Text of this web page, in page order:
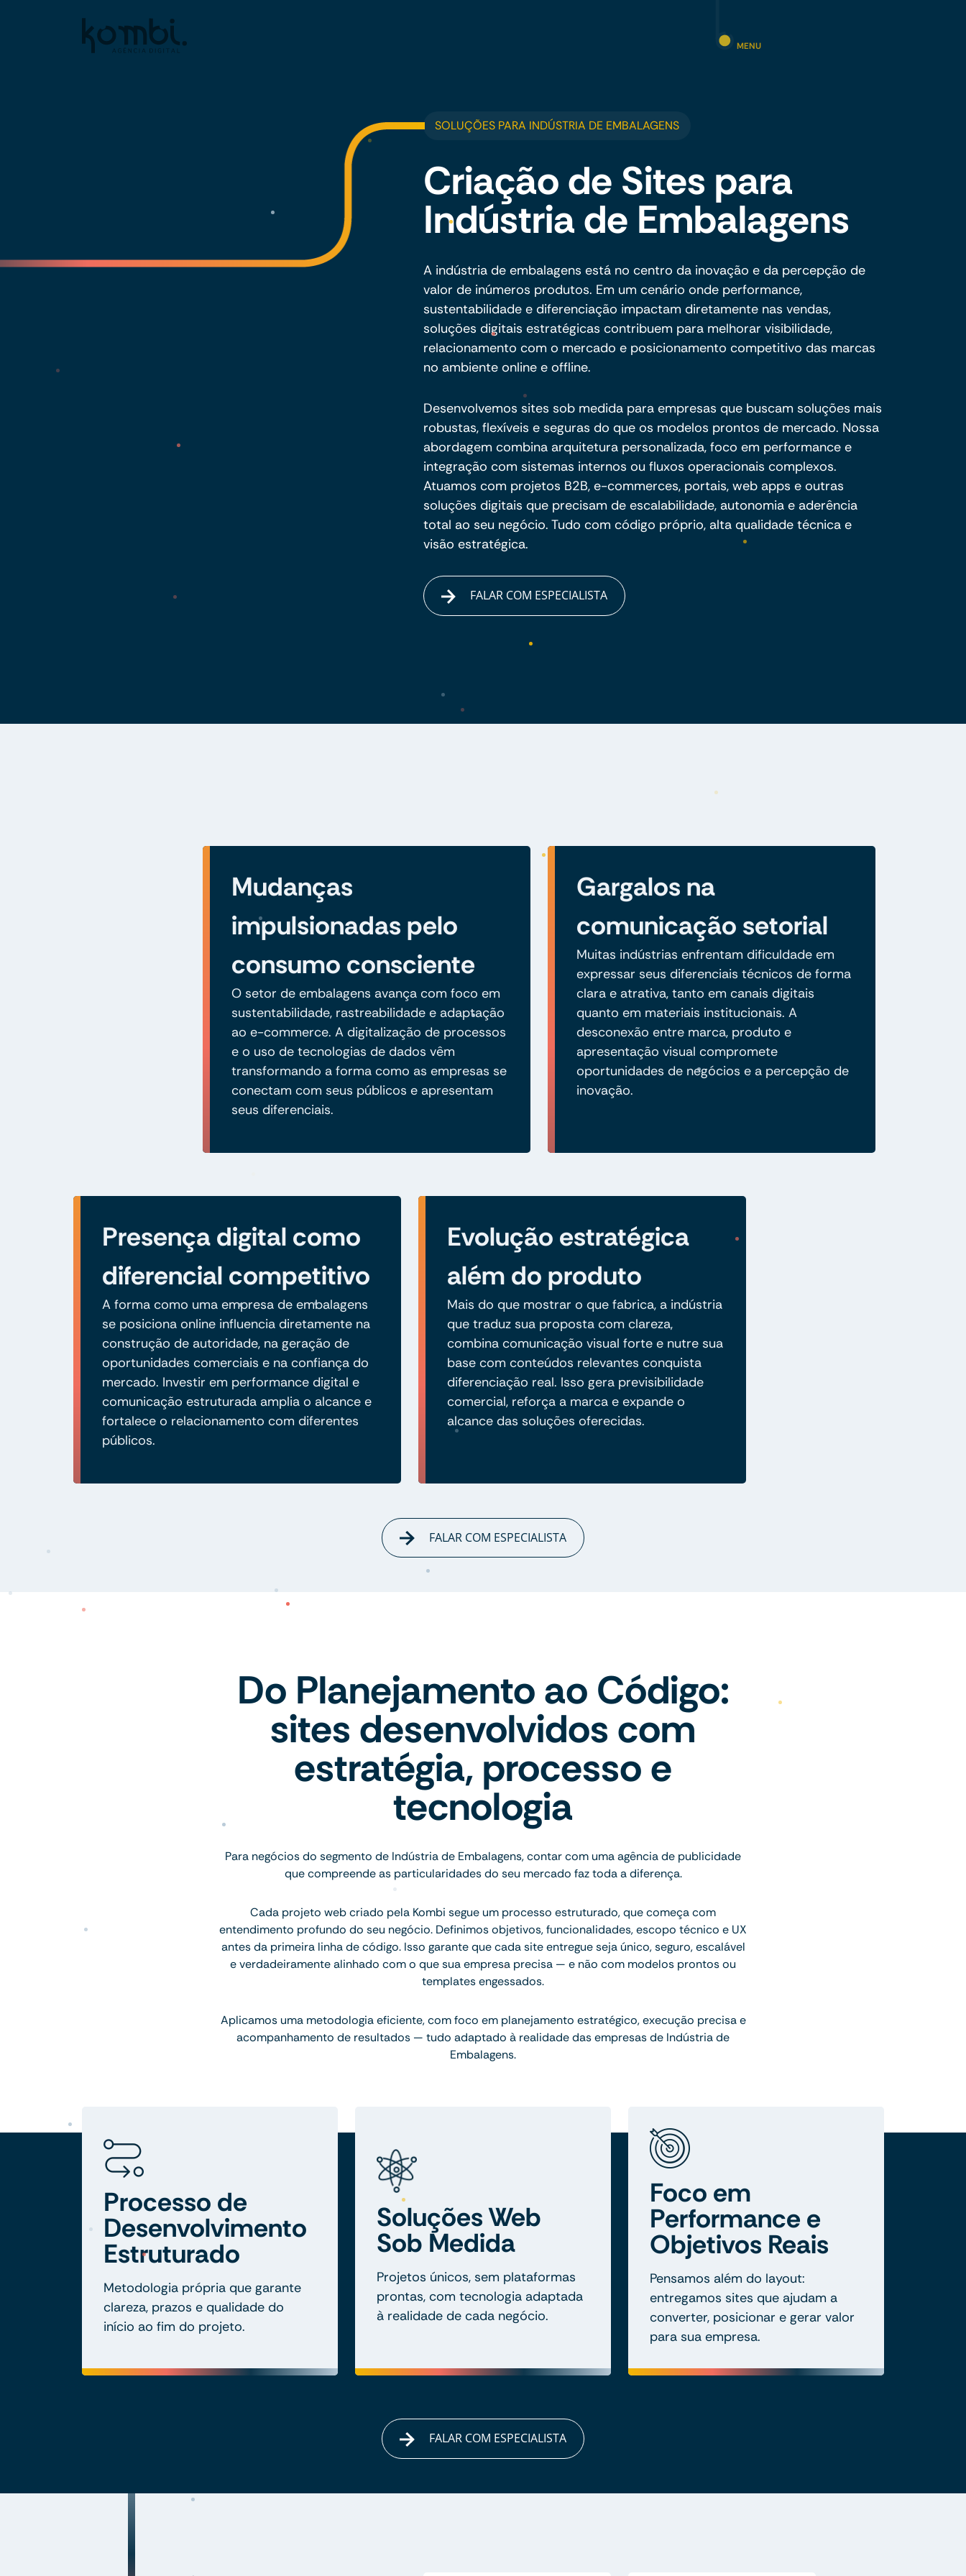
MENU
SOLUÇÕES PARA INDÚSTRIA DE EMBALAGENS
Criação de Sites para
Indústria de Embalagens
A indústria de embalagens está no centro da inovação e da percepção de
valor de inúmeros produtos. Em um cenário onde performance,
sustentabilidade e diferenciação impactam diretamente nas vendas,
soluções digitais estratégicas contribuem para melhorar visibilidade,
relacionamento com o mercado e posicionamento competitivo das marcas
no ambiente online e offline.
Desenvolvemos sites sob medida para empresas que buscam soluções mais
robustas, flexíveis e seguras do que os modelos prontos de mercado. Nossa
abordagem combina arquitetura personalizada, foco em performance e
integração com sistemas internos ou fluxos operacionais complexos.
Atuamos com projetos B2B, e-commerces, portais, web apps e outras
soluções digitais que precisam de escalabilidade, autonomia e aderência
total ao seu negócio. Tudo com código próprio, alta qualidade técnica e
visão estratégica.
FALAR COM ESPECIALISTA
Mudanças
impulsionadas pelo
consumo consciente
O setor de embalagens avança com foco em
sustentabilidade, rastreabilidade e adaptação
ao e-commerce. A digitalização de processos
e o uso de tecnologias de dados vêm
transformando a forma como as empresas se
conectam com seus públicos e apresentam
seus diferenciais.
Gargalos na
comunicação setorial
Muitas indústrias enfrentam dificuldade em
expressar seus diferenciais técnicos de forma
clara e atrativa, tanto em canais digitais
quanto em materiais institucionais. A
desconexão entre marca, produto e
apresentação visual compromete
oportunidades de negócios e a percepção de
inovação.
Presença digital como
diferencial competitivo
A forma como uma empresa de embalagens
se posiciona online influencia diretamente na
construção de autoridade, na geração de
oportunidades comerciais e na confiança do
mercado. Investir em performance digital e
comunicação estruturada amplia o alcance e
fortalece o relacionamento com diferentes
públicos.
Evolução estratégica
além do produto
Mais do que mostrar o que fabrica, a indústria
que traduz sua proposta com clareza,
combina comunicação visual forte e nutre sua
base com conteúdos relevantes conquista
diferenciação real. Isso gera previsibilidade
comercial, reforça a marca e expande o
alcance das soluções oferecidas.
FALAR COM ESPECIALISTA
Do Planejamento ao Código:
sites desenvolvidos com
estratégia, processo e
tecnologia
Para negócios do segmento de Indústria de Embalagens, contar com uma agência de publicidade
que compreende as particularidades do seu mercado faz toda a diferença.
Cada projeto web criado pela Kombi segue um processo estruturado, que começa com
entendimento profundo do seu negócio. Definimos objetivos, funcionalidades, escopo técnico e UX
antes da primeira linha de código. Isso garante que cada site entregue seja único, seguro, escalável
e verdadeiramente alinhado com o que sua empresa precisa — e não com modelos prontos ou
templates engessados.
Aplicamos uma metodologia eficiente, com foco em planejamento estratégico, execução precisa e
acompanhamento de resultados — tudo adaptado à realidade das empresas de Indústria de
Embalagens.
Processo de
Desenvolvimento
Estruturado
Metodologia própria que garante
clareza, prazos e qualidade do
início ao fim do projeto.
Soluções Web
Sob Medida
Projetos únicos, sem plataformas
prontas, com tecnologia adaptada
à realidade de cada negócio.
Foco em
Performance e
Objetivos Reais
Pensamos além do layout:
entregamos sites que ajudam a
converter, posicionar e gerar valor
para sua empresa.
FALAR COM ESPECIALISTA